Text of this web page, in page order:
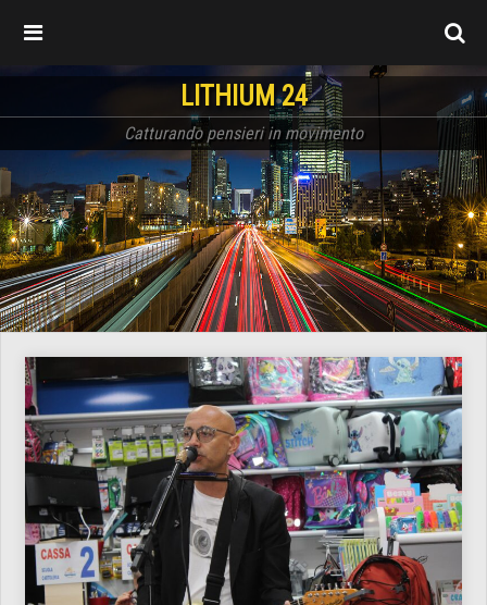
LITHIUM 24
Catturando pensieri in movimento